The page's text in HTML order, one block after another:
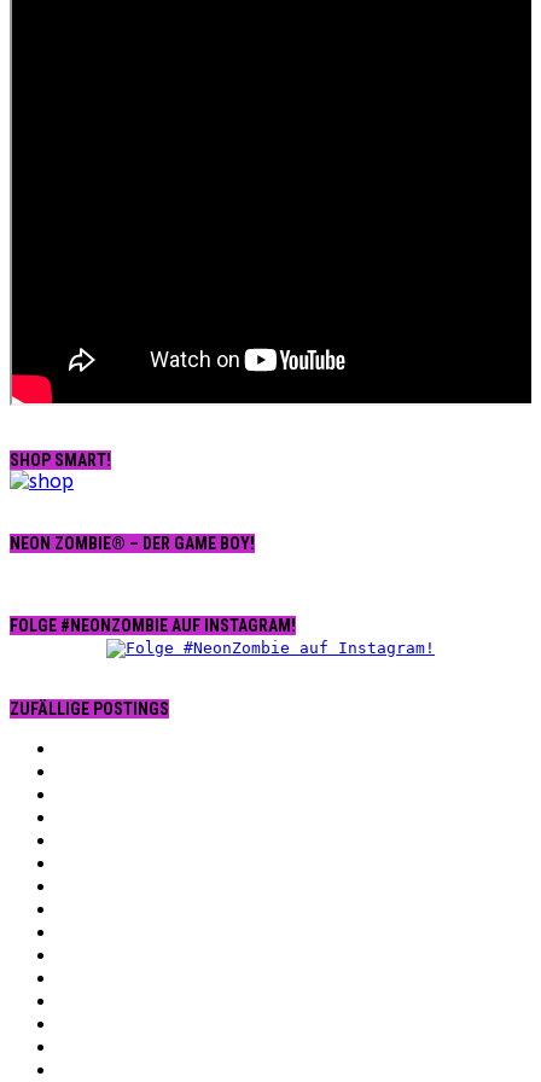
SHOP SMART!
NEON ZOMBIE® – DER GAME BOY!
FOLGE #NEONZOMBIE AUF INSTAGRAM!
ZUFÄLLIGE POSTINGS